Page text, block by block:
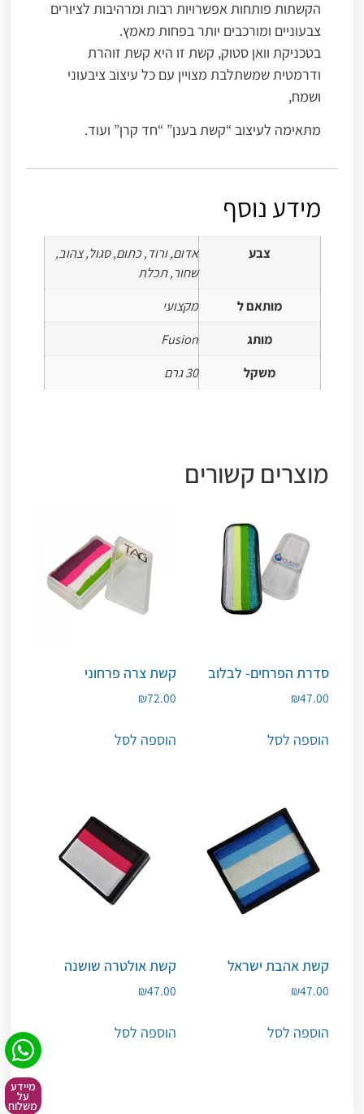
הקשתות פותחות אפשרויות רבות ומרהיבות לציורים
צבעוניים ומורכבים יותר בפחות מאמץ.
בטכניקת וואן סטוק, קשת זו היא קשת זוהרת
ודרמטית שמשתלבת מצויין עם כל עיצוב ציבעוני
ושמח,
מתאימה לעיצוב “קשת בענן” “חד קרן” ועוד.
מידע נוסף
צבע
אדום, ורוד, כתום, סגול, צהוב,
שחור, תכלת
מותאם ל
מקצועי
מותג
Fusion
משקל
30 גרם
מוצרים קשורים
סדרת הפרחים- לבלוב
₪47.00
הוספה לסל
קשת צרה פרחוני
₪72.00
הוספה לסל
קשת אהבת ישראל
₪47.00
הוספה לסל
קשת אולטרה שושנה
₪47.00
הוספה לסל
מיידע
על
משלוח